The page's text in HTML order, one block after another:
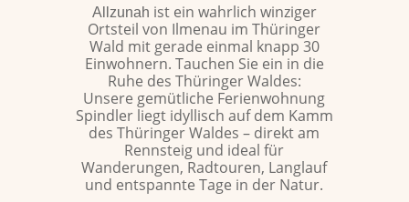
Allzunah ist ein wahrlich winziger
Ortsteil von Ilmenau im Thüringer
Wald mit gerade einmal knapp 30
Einwohnern. Tauchen Sie ein in die
Ruhe des Thüringer Waldes:
Unsere gemütliche Ferienwohnung
Spindler liegt idyllisch auf dem Kamm
des Thüringer Waldes – direkt am
Rennsteig und ideal für
Wanderungen, Radtouren, Langlauf
und entspannte Tage in der Natur.